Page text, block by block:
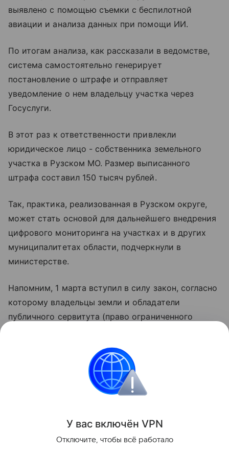
выявлено с помощью съемки с беспилотной
авиации и анализа данных при помощи ИИ.
По итогам анализа, как рассказали в ведомстве,
система самостоятельно генерирует
постановление о штрафе и отправляет
уведомление о нем владельцу участка через
Госуслуги.
В этот раз к ответственности привлекли
юридическое лицо - собственника земельного
участка в Рузском МО. Размер выписанного
штрафа составил 150 тысяч рублей.
Так, практика, реализованная в Рузском округе,
может стать основой для дальнейшего внедрения
цифрового мониторинга на участках и в других
муниципалитетах области, подчеркнули в
министерстве.
Напомним, 1 марта вступил в силу закон, согласно
которому владельцы земли и обладатели
публичного сервитута (право ограниченного
муниципальных интересах, например в районах
проезда, прохода или прокладки коммуникаций)
обязаны уничтожать борщевик и другие
чужеродные растения.
Поделиться
У вас включён VPN
Отключите, чтобы всё работало